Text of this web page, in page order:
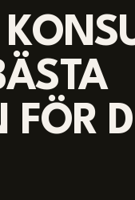
FÖR